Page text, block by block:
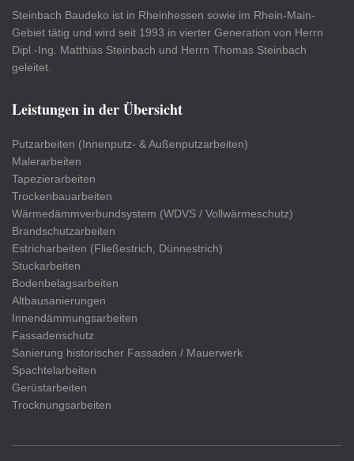
Steinbach Baudeko ist in Rheinhessen sowie im Rhein-Main-
Gebiet tätig und wird seit 1993 in vierter Generation von Herrn
Dipl.-Ing. Matthias Steinbach und Herrn Thomas Steinbach
geleitet.
Leistungen in der Übersicht
Putzarbeiten (Innenputz- & Außenputzarbeiten)
Malerarbeiten
Tapezierarbeiten
Trockenbauarbeiten
Wärmedämmverbundsystem (WDVS / Vollwärmeschutz)
Brandschutzarbeiten
Estricharbeiten (Fließestrich, Dünnestrich)
Stuckarbeiten
Bodenbelagsarbeiten
Altbausanierungen
Innendämmungsarbeiten
Fassadenschutz
Sanierung historischer Fassaden / Mauerwerk
Spachtelarbeiten
Gerüstarbeiten
Trocknungsarbeiten